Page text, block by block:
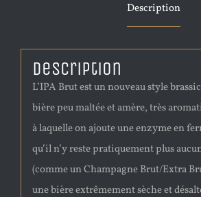
Description
Description
L’IPA Brut est un nouveau style
bière peu maltée et amère, très
à laquelle on ajoute une enzyme en
qu’il n’y reste pratiquement plus
(comme un Champagne Brut/Extra
une bière extrêmement sèche et